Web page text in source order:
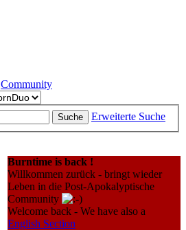
Community
Suche
Erweiterte Suche
Burntime is back !
Willkommen zurück - bringt wieder
Leben in die Post-Apokalyptische
Community
Welcome back - We have also a
English Section